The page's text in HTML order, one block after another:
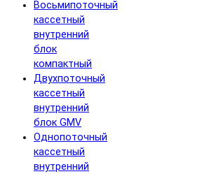
Восьмипоточный
кассетный
внутренний
блок
компактный
Двухпоточный
кассетный
внутренний
блок GMV
Однопоточный
кассетный
внутренний